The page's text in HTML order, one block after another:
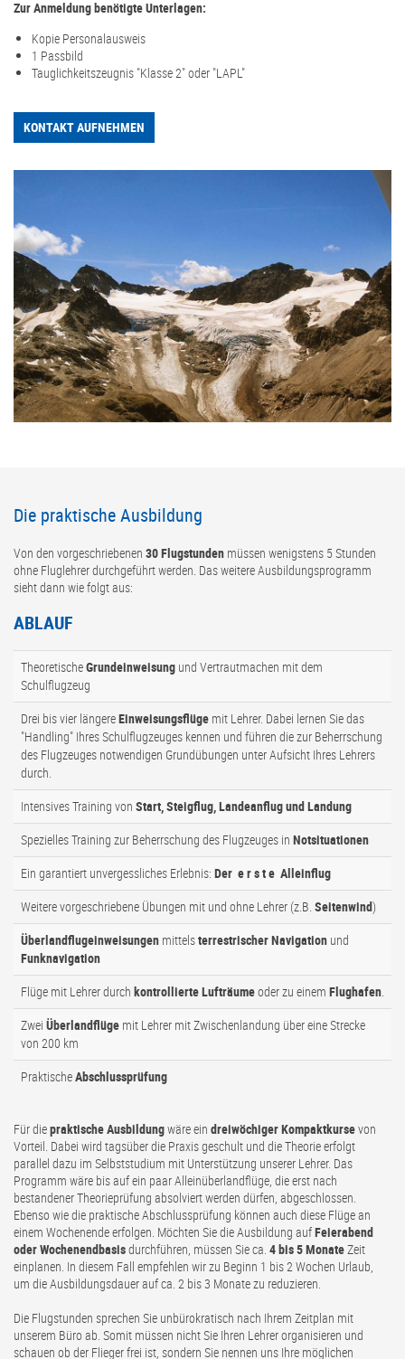
Zur Anmeldung benötigte Unterlagen:
Kopie Personalausweis
1 Passbild
Tauglichkeitszeugnis "Klasse 2" oder "LAPL"
KONTAKT AUFNEHMEN
Die praktische Ausbildung
Von den vorgeschriebenen 30 Flugstunden müssen wenigstens 5 Stunden
ohne Fluglehrer durchgeführt werden. Das weitere Ausbildungsprogramm
sieht dann wie folgt aus:
ABLAUF
TheoretischeGrundeinweisung und Vertrautmachen mit dem
Schulflugzeug
Drei bis vier längereEinweisungsflüge mit Lehrer. Dabei lernen Sie das
"Handling" Ihres Schulflugzeuges kennen und führen die zur Beherrschung
des Flugzeuges notwendigen Grundübungen unter Aufsicht Ihres Lehrers
durch.
Intensives Training von Start, Steigflug, Landeanflug und Landung
Spezielles Training zur Beherrschung des Flugzeuges in Notsituationen
Ein garantiert unvergessliches Erlebnis: Der e r s t e Alleinflug
Weitere vorgeschriebene Übungen mit und ohne Lehrer (z.B. Seitenwind)
Überlandflugeinweisungen mittelsterrestrischer Navigation und
Funknavigation
Flüge mit Lehrer durch kontrollierte Lufträumeoder zu einem Flughafen.
Zwei Überlandflüge mit Lehrer mit Zwischenlandung über eine Strecke
von 200 km
PraktischeAbschlussprüfung
Für diepraktische Ausbildungwäre ein dreiwöchiger Kompaktkursevon
Vorteil. Dabei wird tagsüber die Praxis geschult und die Theorie erfolgt
parallel dazu im Selbststudium mit Unterstützung unserer Lehrer. Das
Programm wäre bis auf ein paar Alleinüberlandflüge, die erst nach
bestandener Theorieprüfung absolviert werden dürfen, abgeschlossen.
Ebenso wie die praktische Abschlussprüfung können auch diese Flüge an
einem Wochenende erfolgen. Möchten Sie die Ausbildung aufFeierabend
oder Wochenendbasisdurchführen, müssen Sie ca. 4 bis 5 MonateZeit
einplanen. In diesem Fall empfehlen wir zu Beginn 1 bis 2 Wochen Urlaub,
um die Ausbildungsdauer auf ca. 2 bis 3 Monate zu reduzieren.
Die Flugstunden sprechen Sie unbürokratisch nach Ihrem Zeitplan mit
unserem Büro ab. Somit müssen nicht Sie Ihren Lehrer organisieren und
schauen ob der Flieger frei ist, sondern Sie nennen uns Ihre möglichen